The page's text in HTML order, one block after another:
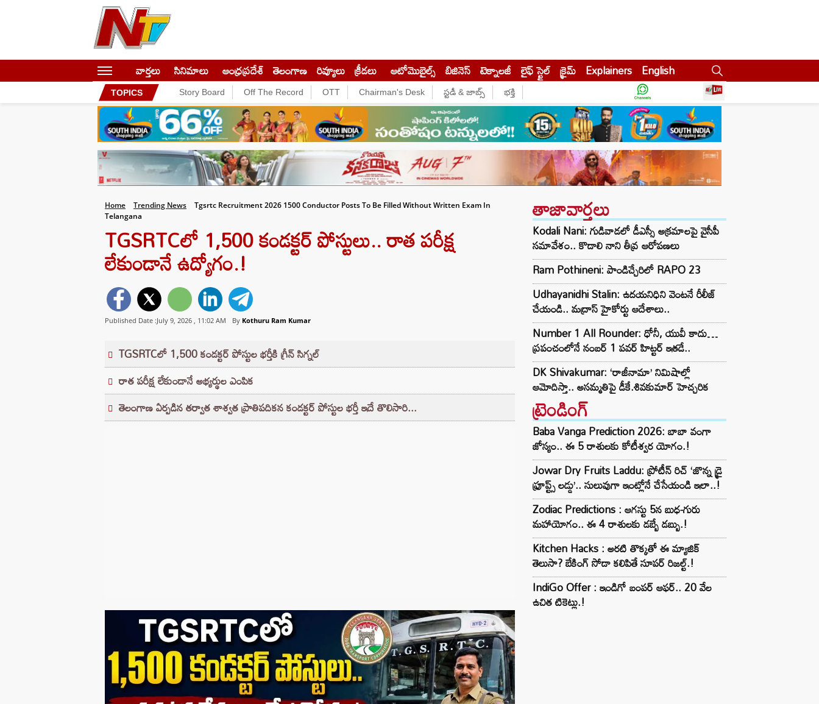
వార్తలు సినిమాలు ఆంధ్రప్రదేశ్ తెలంగాణ రివ్యూలు క్రీడలు ఆటోమొబైల్స్ బిజినెస్‌ టెక్నాలజీ లైఫ్ స్టైల్ క్రైమ్ Explainers English
TOPICS Story Board Off The Record OTT Chairman's Desk స్టడీ & జాబ్స్ భక్తి
Home Trending News
Tgsrtc Recruitment 2026 1500 Conductor Posts To Be Filled Without Written Exam In
Telangana
TGSRTCలో 1,500 కండక్టర్ పోస్టులు.. రాత పరీక్ష
లేకుండానే ఉద్యోగం.!
Published Date :July 9, 2026 , 11:02 AM By Kothuru Ram Kumar
TGSRTCలో 1,500 కండక్టర్ పోస్టుల భర్తీకి గ్రీన్ సిగ్నల్
రాత పరీక్ష లేకుండానే అభ్యర్థుల ఎంపిక
తెలంగాణ ఏర్పడిన తర్వాత శాశ్వత ప్రాతిపదికన కండక్టర్ పోస్టుల భర్తీ ఇదే తొలిసారి...
తాజావార్తలు
Kodali Nani: గుడివాడలో డీఎస్సీ అక్రమాలపై వైసీపీ
సమావేశం.. కొడాలి నాని తీవ్ర ఆరోపణలు
Ram Pothineni: పాండిచ్చేరిలో RAPO 23
Udhayanidhi Stalin: ఉదయనిధిని వెంటనే రీలీజ్
చేయండి.. మద్రాస్ హైకోర్టు ఆదేశాలు..
Number 1 All Rounder: ధోనీ, యువీ కాదు…
ప్రపంచంలోనే నంబర్ 1 పవర్ హిట్టర్ ఇతడే..
DK Shivakumar: ‘రాజీనామా’ నిమిషాల్లో
ఆమోదిస్తా.. అసమ్మతిపై డీకే.శివకుమార్ హెచ్చరిక
ట్రెండింగ్‌
Baba Vanga Prediction 2026: బాబా వంగా
జోస్యం.. ఈ 5 రాశులకు కోటీశ్వర యోగం.!
Jowar Dry Fruits Laddu: ప్రోటీన్ రిచ్ ‘జొన్న డ్రై
ఫ్రూప్ట్స్ లడ్డు’.. సులువుగా ఇంట్లోనే చేసేయండి ఇలా..!
Zodiac Predictions : ఆగస్టు 5న బుధ-గురు
మహాయోగం.. ఈ 4 రాశులకు డబ్బే డబ్బు.!
Kitchen Hacks : అరటి తొక్కతో ఈ మ్యాజిక్
తెలుసా? బేకింగ్ సోడా కలిపితే సూపర్ రిజల్ట్.!
IndiGo Offer : ఇండిగో బంపర్ ఆఫర్.. 20 వేల
ఉచిత టికెట్లు.!